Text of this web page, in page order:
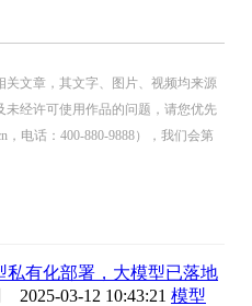
文章，其文字、图片、视频均来源
经许可使用作品的问题，请您优先
，电话：400-880-9888），我们会第
私有化部署，大模型已落地
2025-03-12 10:43:21 模型